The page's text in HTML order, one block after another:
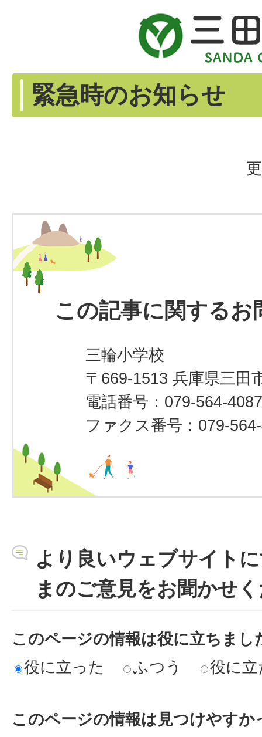
緊急時のお知らせ
この記事に関するお
三輪小学校
〒669-1513 兵庫県三田
電話番号：079-564-4087
ファクス番号：079-
より良いウェブサイト
まのご意見をお聞かせ
このページの情報は役に立ちまし
役に立った
ふつう 役に
このページの情報は見つけやすか